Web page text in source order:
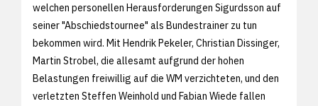
welchen personellen Herausforderungen Sigurdsson auf
seiner "Abschiedstournee" als Bundestrainer zu tun
bekommen wird. Mit Hendrik Pekeler, Christian Dissinger,
Martin Strobel, die allesamt aufgrund der hohen
Belastungen freiwillig auf die WM verzichteten, und den
verletzten Steffen Weinhold und Fabian Wiede fallen